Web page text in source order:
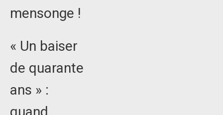
mensonge !
« Un baiser
de quarante
ans » :
quand